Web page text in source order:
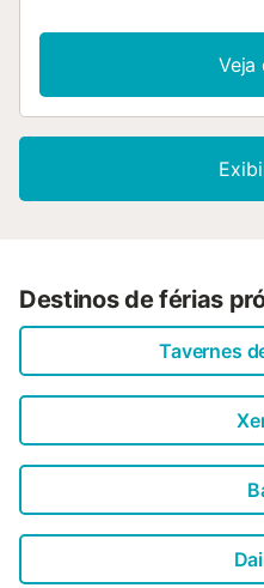
Veja
Destinos de férias
Tavernes